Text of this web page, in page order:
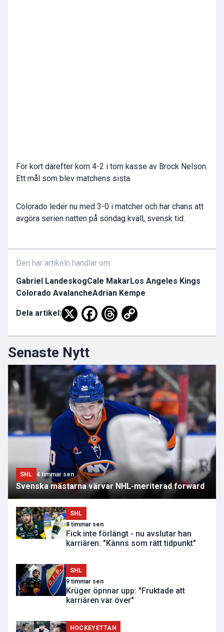
För kort därefter kom 4-2 i tom kasse av Brock Nelson.
Ett mål som blev matchens sista.
Colorado leder nu med 3-0 i matcher och har chans att
avgöra serien natten på söndag kväll, svensk tid.
Den här artikeln handlar om:
Gabriel LandeskogCale Makar Los Angeles Kings
Colorado AvalancheAdrian Kempe
Dela artikel:
Senaste Nytt
SHL 4 timmar sen
Svenska mästarna värvar NHL-meriterad forward
SHL
8 timmar sen
Fick inte förlängt - nu avslutar han
karriären: "Känns som rätt tidpunkt"
SHL
9 timmar sen
Krüger öpnnar upp: "Fruktade att
karriären var över"
HOCKEYETTAN